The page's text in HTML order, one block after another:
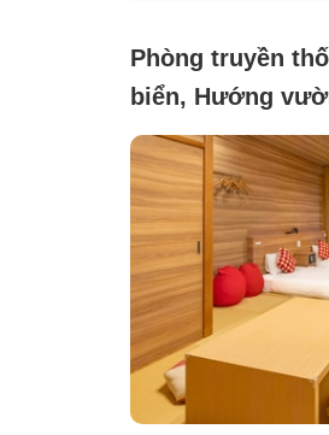
Phòng truyền
biển, Hướng
(Giường thấp ở
vuông)